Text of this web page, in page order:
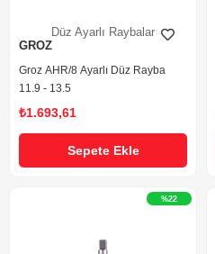
Düz Ayarlı Raybalar
GROZ
Groz AHR/8 Ayarlı Düz Rayba
11.9 - 13.5
₺1.693,61
Sepete Ekle
%22